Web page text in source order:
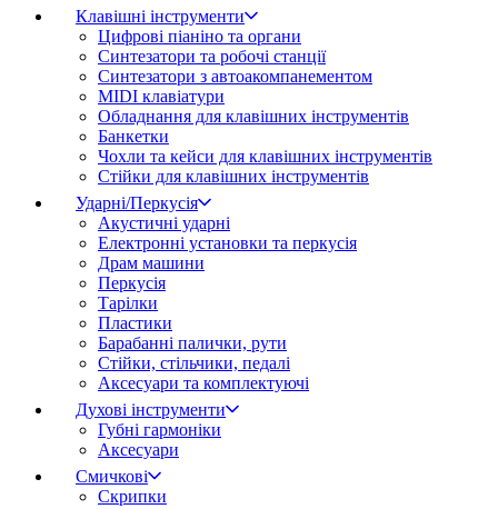
Клавішні інструменти
Цифрові піаніно та органи
Синтезатори та робочі станції
Синтезатори з автоакомпанементом
MIDI клавіатури
Обладнання для клавішних інструментів
Банкетки
Чохли та кейси для клавішних інструментів
Стійки для клавішних інструментів
Ударні/Перкусія
Акустичні ударні
Електронні установки та перкусія
Драм машини
Перкусія
Тарілки
Пластики
Барабанні палички, рути
Стійки, стільчики, педалі
Аксесуари та комплектуючі
Духові інструменти
Губні гармоніки
Аксесуари
Смичкові
Скрипки